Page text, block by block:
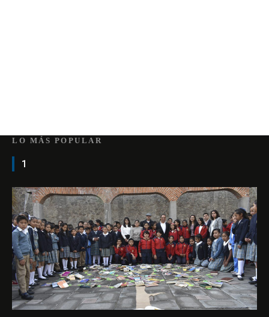
LO MÁS POPULAR
1